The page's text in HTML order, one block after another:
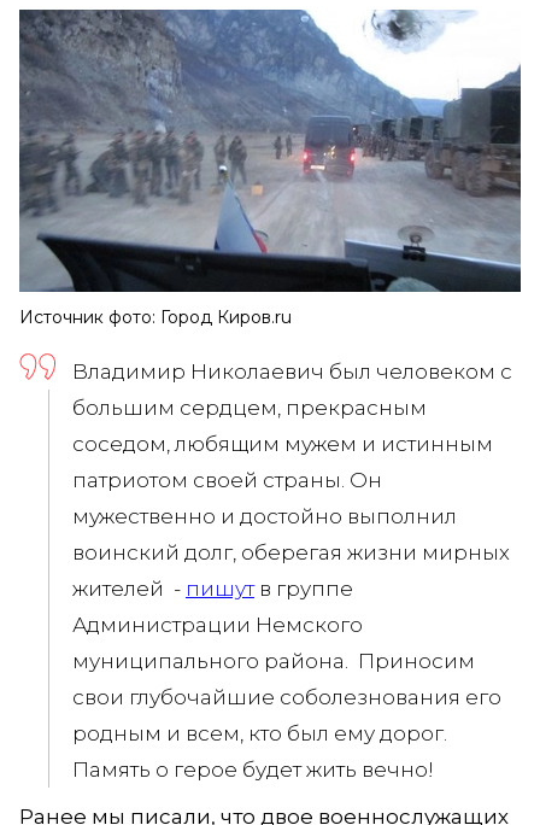
Источник фото: Город Киров.ru
Владимир Николаевич был человеком с
большим сердцем, прекрасным
соседом, любящим мужем и истинным
патриотом своей страны. Он
мужественно и достойно выполнил
воинский долг, оберегая жизни мирных
жителей - пишутв группе
Администрации Немского
муниципального района. Приносим
свои глубочайшие соболезнования его
родным и всем, кто был ему дорог.
Память о герое будет жить вечно!
Ранее мы писали, что двое военнослужащих